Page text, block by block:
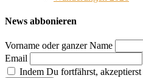
News abbonieren
Vorname oder ganzer Name
Email
Indem Du fortfährst,